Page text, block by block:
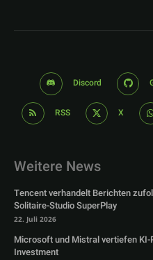
Discord
RSS X
Weitere News
Tencent verhandelt Berichten
Solitaire-Studio SuperPlay
22. Juli 2026
Microsoft und Mistral vertiefen
Investment